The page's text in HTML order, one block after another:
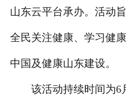
山东云平台承办。活动
全民关注健康、学习健
中国及健康山东建设。
该活动持续时间为6